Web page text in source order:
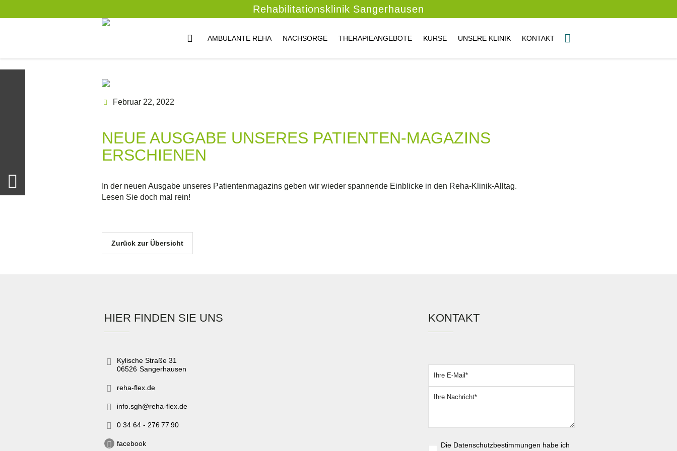
Rehabilitationsklinik Sangerhausen
AMBULANTE REHA NACHSORGE THERAPIEANGEBOTE KURSE UNSERE KLINIK KONTAKT
Februar 22, 2022
NEUE AUSGABE UNSERES PATIENTEN-MAGAZINS
ERSCHIENEN
In der neuen Ausgabe unseres Patientenmagazins geben wir wieder spannende Einblicke in den Reha-Klinik-Alltag.
Lesen Sie doch mal rein!
Zurück zur Übersicht
HIER FINDEN SIE UNS
Kylische Straße 31
06526 Sangerhausen
reha-flex.de
info.sgh@reha-flex.de
0 34 64 - 276 77 90
facebook
KONTAKT
Die Datenschutzbestimmungen habe ich